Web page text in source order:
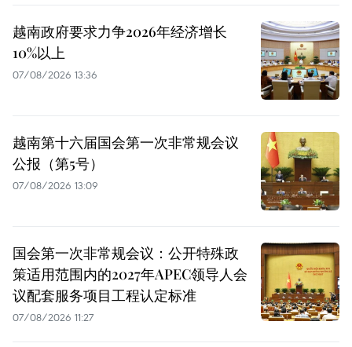
越南政府要求力争2026年经济增长
10%以上
07/08/2026 13:36
越南第十六届国会第一次非常规会议
公报（第5号）
07/08/2026 13:09
国会第一次非常规会议：公开特殊政
策适用范围内的2027年APEC领导人会
议配套服务项目工程认定标准
07/08/2026 11:27